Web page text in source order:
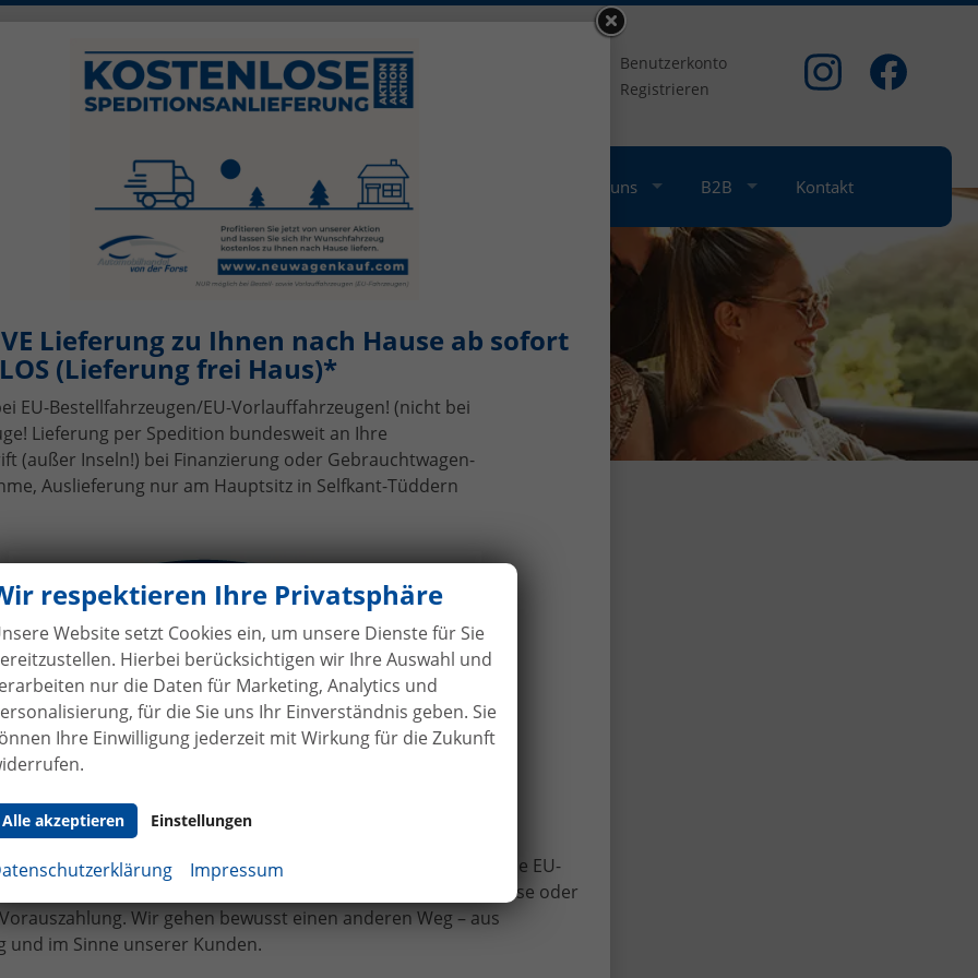
506-1390
Mo - Fr 08.00 - 17.00
info@neuwagenkauf.com
Benutzerkonto
Registrieren
Top-Angebote Service Gebrauchtwagen-Ankauf Über uns B2B Kontakt
Skoda Yeti an Herr Hein
respektieren Ihre Privatsphäre
Website setzt Cookies ein, um unsere Dienste für Sie
Hierbei berücksichtigen wir Ihre Auswahl und
nur die Daten für Marketing, Analytics und
für die Sie uns Ihr Einverständnis geben. Sie
Ihre Einwilligung jederzeit mit Wirkung für die Zukunft
Alle akzeptieren Einstellungen
Impressum
Lieferung zu Ihnen nach Hause ab sofort
(Lieferung frei Haus)*
EU-Bestellfahrzeugen/EU-Vorlauffahrzeugen! (nicht bei
Lieferung per Spedition bundesweit an Ihre
(außer Inseln!) bei Finanzierung oder Gebrauchtwagen-
Auslieferung nur am Hauptsitz in Selfkant-Tüddern
von der Forst genießen Sie maximale Sicherheit und
uns leisten Sie keine Anzahlung bei Vertragsabschluss. Viele EU-
bereits bei Unterzeichnung des Kaufvertrags eine teilweise oder
Wir gehen bewusst einen anderen Weg – aus
und im Sinne unserer Kunden.